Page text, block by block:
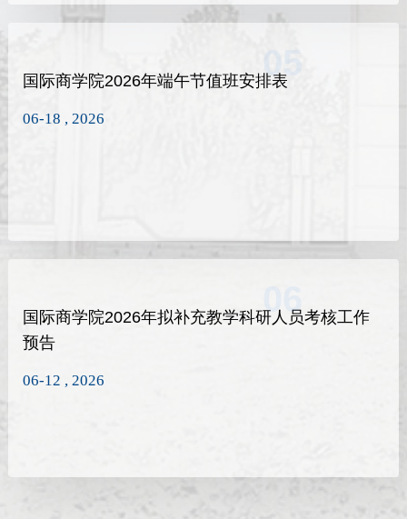
05
国际商学院2026年端午节值班安排表
06-18 , 2026
06
国际商学院2026年拟补充教学科研人员考核工作
预告
06-12 , 2026